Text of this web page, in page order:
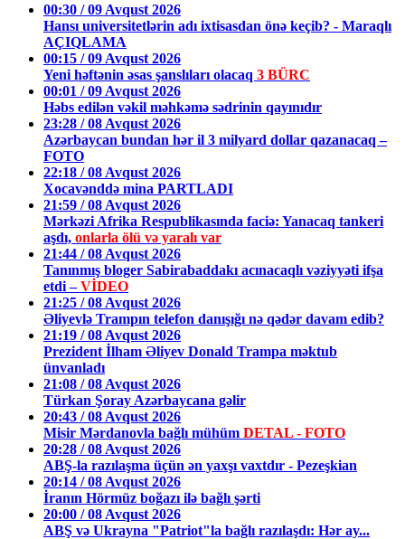
00:30 / 09 Avqust 2026
Hansı universitetlərin adı ixtisasdan önə keçib? - Maraqlı
AÇIQLAMA
00:15 / 09 Avqust 2026
Yeni həftənin əsas şanslıları olacaq 3 BÜRC
00:01 / 09 Avqust 2026
Həbs edilən vəkil məhkəmə sədrinin qayınıdır
23:28 / 08 Avqust 2026
Azərbaycan bundan hər il 3 milyard dollar qazanacaq –
FOTO
22:18 / 08 Avqust 2026
Xocavənddə mina PARTLADI
21:59 / 08 Avqust 2026
Mərkəzi Afrika Respublikasında faciə: Yanacaq tankeri
aşdı, onlarla ölü və yaralı var
21:44 / 08 Avqust 2026
Tanınmış bloger Sabirabaddakı acınacaqlı vəziyyəti ifşa
etdi –VİDEO
21:25 / 08 Avqust 2026
Əliyevlə Trampın telefon danışığı nə qədər davam edib?
21:19 / 08 Avqust 2026
Prezident İlham Əliyev Donald Trampa məktub
ünvanladı
21:08 / 08 Avqust 2026
Türkan Şoray Azərbaycana gəlir
20:43 / 08 Avqust 2026
Misir Mərdanovla bağlı mühüm DETAL - FOTO
20:28 / 08 Avqust 2026
ABŞ-la razılaşma üçün ən yaxşı vaxtdır - Pezeşkian
20:14 / 08 Avqust 2026
İranın Hörmüz boğazı ilə bağlı şərti
20:00 / 08 Avqust 2026
ABŞ və Ukrayna "Patriot"la bağlı razılaşdı: Hər ay...